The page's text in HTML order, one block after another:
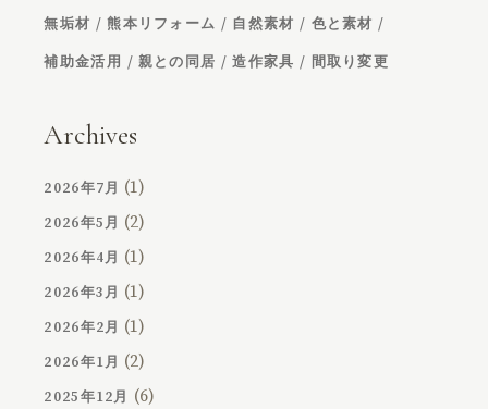
無垢材 熊本リフォーム 自然素材 色と素材
補助金活用 親との同居 造作家具 間取り変更
Archives
2026年7月 (1)
2026年5月 (2)
2026年4月 (1)
2026年3月 (1)
2026年2月 (1)
2026年1月 (2)
2025年12月 (6)